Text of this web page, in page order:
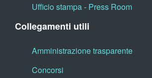
Ufficio stampa - Press Room
Collegamenti utili
Amministrazione trasparente
Concorsi